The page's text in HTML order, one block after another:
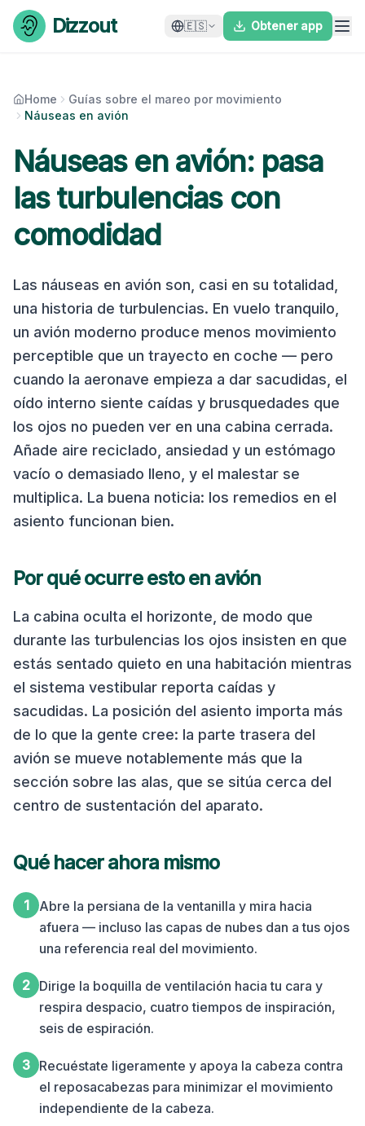
Skip to content
Dizzout 🇪🇸 Obtener app
Home
Guías sobre el mareo por movimiento
Náuseas en avión
Náuseas en avión: pasa
las turbulencias con
comodidad
Las náuseas en avión son, casi en su totalidad,
una historia de turbulencias. En vuelo tranquilo,
un avión moderno produce menos movimiento
perceptible que un trayecto en coche — pero
cuando la aeronave empieza a dar sacudidas, el
oído interno siente caídas y brusquedades que
los ojos no pueden ver en una cabina cerrada.
Añade aire reciclado, ansiedad y un estómago
vacío o demasiado lleno, y el malestar se
multiplica. La buena noticia: los remedios en el
asiento funcionan bien.
Por qué ocurre esto en avión
La cabina oculta el horizonte, de modo que
durante las turbulencias los ojos insisten en que
estás sentado quieto en una habitación mientras
el sistema vestibular reporta caídas y
sacudidas. La posición del asiento importa más
de lo que la gente cree: la parte trasera del
avión se mueve notablemente más que la
sección sobre las alas, que se sitúa cerca del
centro de sustentación del aparato.
Qué hacer ahora mismo
1
Abre la persiana de la ventanilla y mira hacia
afuera — incluso las capas de nubes dan a tus ojos
una referencia real del movimiento.
2 Dirige la boquilla de ventilación hacia tu cara y
respira despacio, cuatro tiempos de inspiración,
seis de espiración.
3 Recuéstate ligeramente y apoya la cabeza contra
el reposacabezas para minimizar el movimiento
independiente de la cabeza.